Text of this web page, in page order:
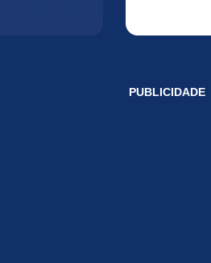
PUBLICIDADE